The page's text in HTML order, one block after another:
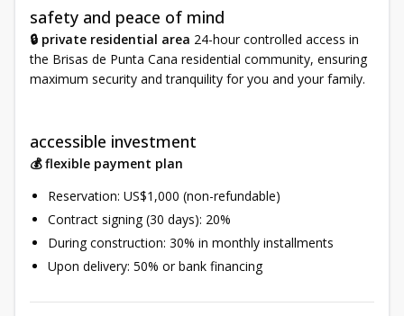
safety and peace of mind
🔒 private residential area 24-hour controlled access in
the Brisas de Punta Cana residential community, ensuring
maximum security and tranquility for you and your family.
accessible investment
💰 flexible payment plan
Reservation: US$1,000 (non-refundable)
Contract signing (30 days): 20%
During construction: 30% in monthly installments
Upon delivery: 50% or bank financing